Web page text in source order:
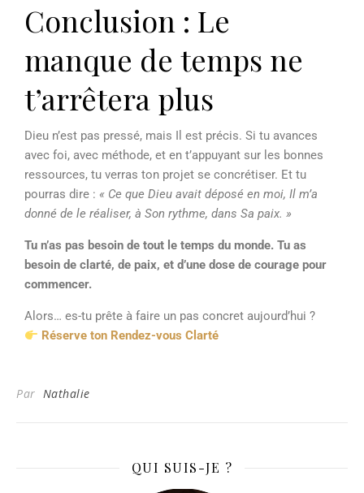
Conclusion : Le
manque de temps ne
t’arrêtera plus
Dieu n’est pas pressé, mais Il est précis. Si tu avances
avec foi, avec méthode, et en t’appuyant sur les bonnes
ressources, tu verras ton projet se concrétiser. Et tu
pourras dire : « Ce que Dieu avait déposé en moi, Il m’a
donné de le réaliser, à Son rythme, dans Sa paix. »
Tu n’as pas besoin de tout le temps du monde. Tu as
besoin de clarté, de paix, et d’une dose de courage pour
commencer.
Alors… es-tu prête à faire un pas concret aujourd’hui ?
Réserve ton Rendez-vous Clarté
Par Nathalie
QUI SUIS-JE ?